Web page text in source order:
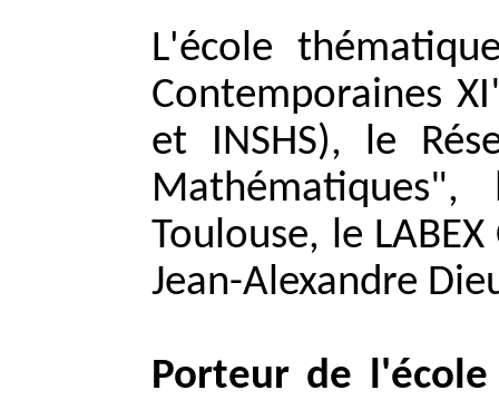
L'école
Contemporaines
et INSHS), le
Toulouse, le
Jean-Alexandre
Porteur de